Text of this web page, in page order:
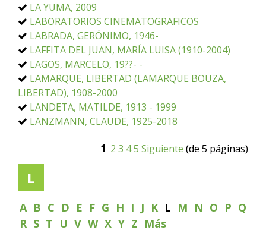
LA YUMA, 2009
LABORATORIOS CINEMATOGRAFICOS
LABRADA, GERÓNIMO, 1946-
LAFFITA DEL JUAN, MARÍA LUISA (1910-2004)
LAGOS, MARCELO, 19??- -
LAMARQUE, LIBERTAD (LAMARQUE BOUZA,
LIBERTAD), 1908-2000
LANDETA, MATILDE, 1913 - 1999
LANZMANN, CLAUDE, 1925-2018
1 2 3 45 Siguiente (de 5 páginas)
L
A B C D E F G H I J K L M N O P Q
R S T U V W X Y Z Más